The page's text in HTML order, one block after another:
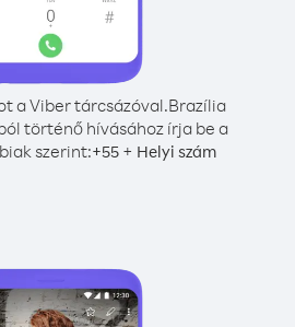
a Viber tárcsázóval.Brazília
történő hívásához írja be a
szerint:+55 + Helyi szám